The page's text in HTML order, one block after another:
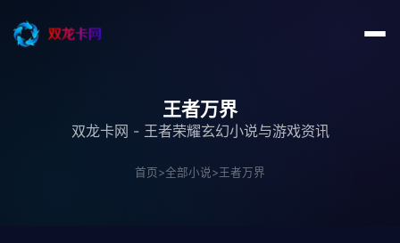
王者万界
双龙卡网 - 王者荣耀玄幻小说与游戏资讯
首页>全部小说>王者万界